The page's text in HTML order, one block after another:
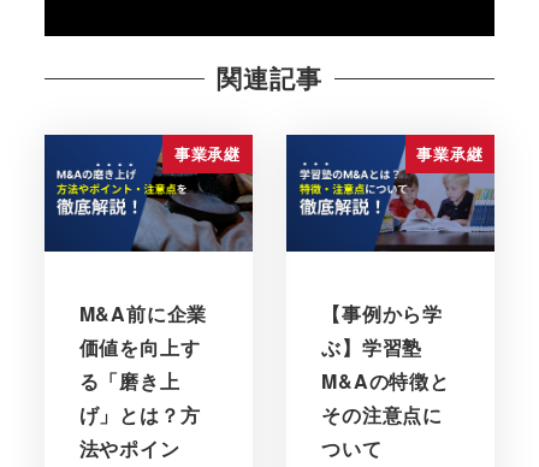
関連記事
事業承継
M&A前に企業
価値を向上す
る「磨き上
げ」とは？方
法やポイン
事業承継
【事例から学
ぶ】学習塾
M&Aの特徴と
その注意点に
ついて